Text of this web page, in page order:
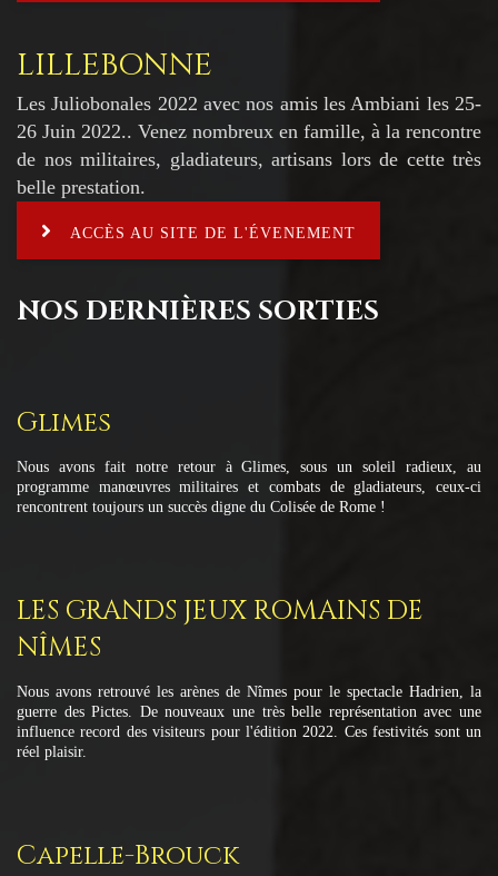
LILLEBONNE
Les Juliobonales 2022 avec nos amis les Ambiani les 25-
26 Juin 2022.. Venez nombreux en famille, à la rencontre
de nos militaires, gladiateurs, artisans lors de cette très
belle prestation.
ACCÈS AU SITE DE L'ÉVENEMENT
NOS DERNIÈRES SORTIES
Glimes
Nous avons fait notre retour à Glimes, sous un soleil radieux, au
programme manœuvres militaires et combats de gladiateurs, ceux-ci
rencontrent toujours un succès digne du Colisée de Rome !
LES GRANDS JEUX ROMAINS DE
NÎMES
Nous avons retrouvé les arènes de Nîmes pour le spectacle Hadrien, la
guerre des Pictes. De nouveaux une très belle représentation avec une
influence record des visiteurs pour l'édition 2022. Ces festivités sont un
réel plaisir.
Capelle-Brouck